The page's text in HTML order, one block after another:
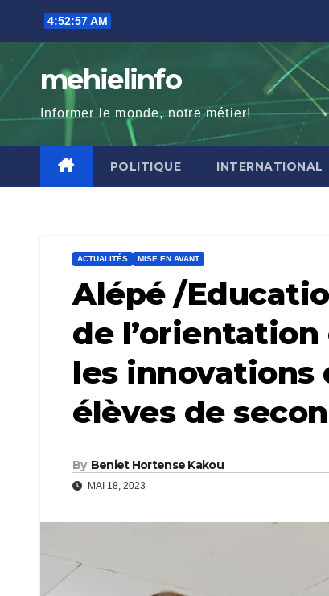
content
4:52:58 AM
mehielinfo
Informer le monde, notre métier!
POLITIQUE INTERNATIONAL
ACTUALITÉS MISE EN AVANT
Alépé /
de
les innovations
élèves de
By Beniet Hortense Kakou
MAI 18, 2023